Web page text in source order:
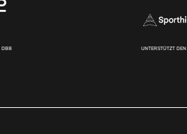
DBB UNTERSTÜTZT